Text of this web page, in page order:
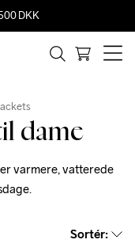
DKK
dame
varmere, vatterede
Sortér: